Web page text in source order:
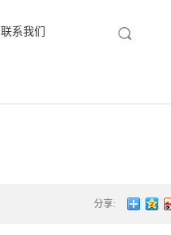
联系我们
分享: